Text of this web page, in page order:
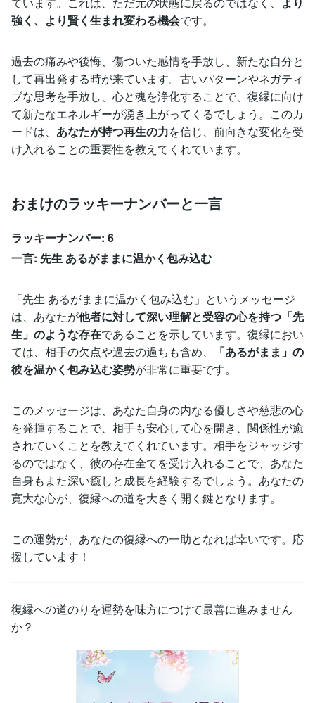
強く、より賢く生まれ変わる機会です。
過去の痛みや後悔、傷ついた感情を手放し、新たな自分と
して再出発する時が来ています。古いパターンやネガティ
ブな思考を手放し、心と魂を浄化することで、復縁に向け
て新たなエネルギーが湧き上がってくるでしょう。このカ
ードは、 あなたが持つ再生の力を信じ、前向きな変化を受
け入れることの重要性を教えてくれています。
おまけのラッキーナンバーと一言
ラッキーナンバー: 6
一言: 先生 あるがままに温かく包み込む
「先生 あるがままに温かく包み込む」というメッセージ
は、あなたが他者に対して深い理解と受容の心を持つ「先
生」のような存在であることを示しています。復縁におい
ては、相手の欠点や過去の過ちも含め、
「あるがまま」の
彼を温かく包み込む姿勢が非常に重要です。
このメッセージは、あなた自身の内なる優しさや慈悲の心
を発揮することで、相手も安心して心を開き、関係性が癒
されていくことを教えてくれています。相手をジャッジす
るのではなく、彼の存在全てを受け入れることで、あなた
自身もまた深い癒しと成長を経験するでしょう。あなたの
寛大な心が、復縁への道を大きく開く鍵となります。
この運勢が、あなたの復縁への一助となれば幸いです。応
援しています！
復縁への道のりを運勢を味方につけて最善に進みません
か？